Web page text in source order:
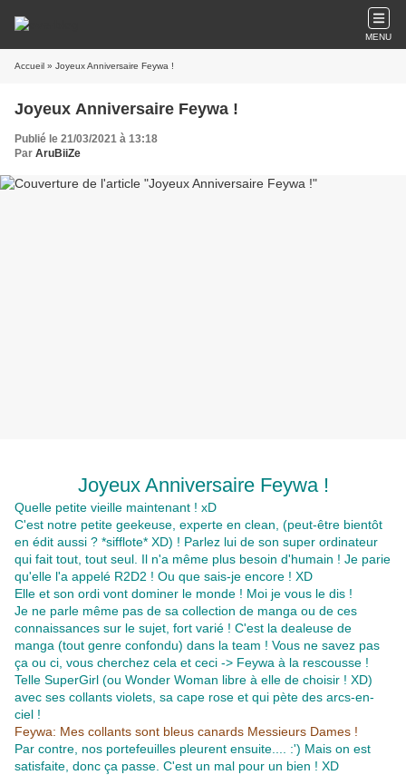
MENU
Accueil » Joyeux Anniversaire Feywa !
Joyeux Anniversaire Feywa !
Publié le 21/03/2021 à 13:18
Par AruBiiZe
Joyeux Anniversaire Feywa !
Quelle petite vieille maintenant ! xD
C'est notre petite geekeuse, experte en clean, (peut-être bientôt
en édit aussi ? *sifflote* XD) ! Parlez lui de son super ordinateur
qui fait tout, tout seul. Il n'a même plus besoin d'humain ! Je parie
qu'elle l'a appelé R2D2 ! Ou que sais-je encore ! XD
Elle et son ordi vont dominer le monde ! Moi je vous le dis !
Je ne parle même pas de sa collection de manga ou de ces
connaissances sur le sujet, fort varié ! C'est la dealeuse de
manga (tout genre confondu) dans la team ! Vous ne savez pas
ça ou ci, vous cherchez cela et ceci -> Feywa à la rescousse !
Telle SuperGirl (ou Wonder Woman libre à elle de choisir ! XD)
avec ses collants violets, sa cape rose et qui pète des arcs-en-
ciel !
Feywa: Mes collants sont bleus canards Messieurs Dames !
Par contre, nos portefeuilles pleurent ensuite.... :') Mais on est
satisfaite, donc ça passe. C'est un mal pour un bien ! XD